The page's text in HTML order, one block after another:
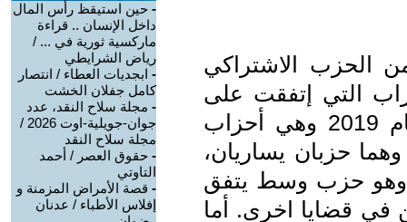
الحزب الاشتراكي
التي إتفقت على
ورقة تفاهم عند تشكيل الحكومة عام 2019 وهي أحزاب
حزبان يساريان،
وهو حزب وسط يتفق
في قضايا اخرى. أما
- حين استيقظ رأس المال
داخل الإنسان .. قراءة
ماركسية ثورية في ... /
رياض الشرايطي
- ابجديات العطاء / انتصار
كامل جفلان الخشت
- مجلة سلاح النقد، عدد
جوان-جويلية-اوت 2026 /
مجلة سلاح النقد
- حقوق العصر / أحمد
التاوتي
- قصة الأمراض المزمنة و
إفلاس الأطباء / عدنان